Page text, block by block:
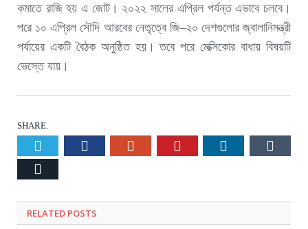
কমাতে রাজি হয় এ জোট। ২০২২ সালের এপ্রিল পর্যন্ত এভাবে চলবে।
পরে ১০ এপ্রিল সৌদি আরবের নেতৃত্বে জি–২০ দেশগুলোর জ্বালানিমন্ত্রী
পর্যায়ের একটি বৈঠক অনুষ্ঠিত হয়। তবে পরে মেক্সিকোর বাধায় বিষয়টি
ভেস্তে যায়।
SHARE.
Twitter Facebook Google+ Pinterest LinkedIn
RELATED POSTS